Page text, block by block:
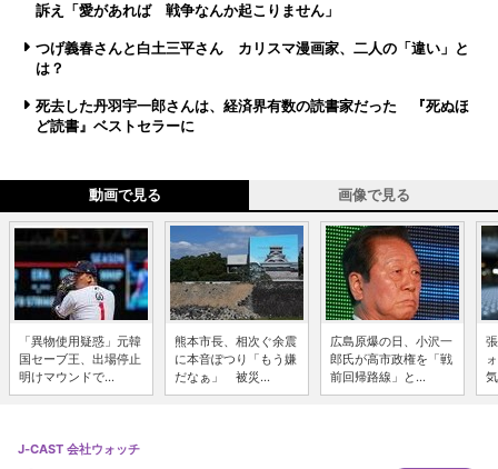
訴え「愛があれば 戦争なんか起こりません」
つげ義春さんと白土三平さん カリスマ漫画家、二人の「違い」と
は？
死去した丹羽宇一郎さんは、経済界有数の読書家だった 『死ぬほ
ど読書』ベストセラーに
動画で見る 画像で見る
「異物使用疑惑」元韓
国セーブ王、出場停止
明けマウンドで...
熊本市長、相次ぐ余震
に本音ぽつり「もう嫌
だなぁ」 被災...
広島原爆の日、小沢一
郎氏が高市政権を「戦
前回帰路線」と...
J-CAST 会社ウォッチ